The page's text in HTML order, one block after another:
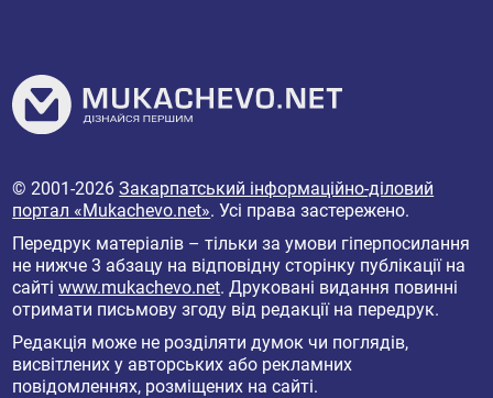
© 2001-2026Закарпатський інформаційно-діловий
портал «Mukachevo.net». Усі права застережено.
Передрук матеріалів – тільки за умови гіперпосилання
не нижче 3 абзацу на відповідну сторінку публікації на
сайтіwww.mukachevo.net. Друковані видання повинні
отримати письмову згоду від редакції на передрук.
Редакція може не розділяти думок чи поглядів,
висвітлених у авторських або рекламних
повідомленнях, розміщених на сайті.